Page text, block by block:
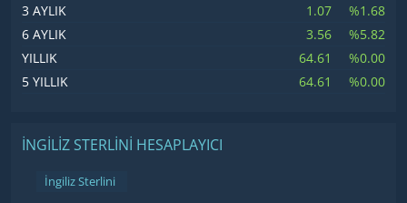
3 AYLIK
1.07
%1.68
6 AYLIK
3.56
%5.82
YILLIK
64.61
%0.00
5 YILLIK
64.61 %0.00
İNGILIZ STERLINI HESAPLAYICI
İngiliz Sterlini